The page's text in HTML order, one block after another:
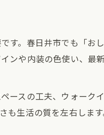
す。春日井市でも「お
ンや内装の色使い、最
ースの工夫、ウォーク
生活の質を左右しま